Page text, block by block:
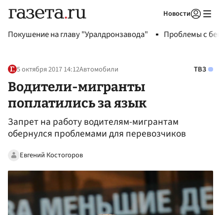
Новости
Покушение на главу "Уралдронзавода" Проблемы с
5 октября 2017 14:12Автомобили ТВЗ
Водители-мигранты
поплатились за язык
Запрет на работу водителям-мигрантам
обернулся проблемами для перевозчиков
Евгений Костогоров